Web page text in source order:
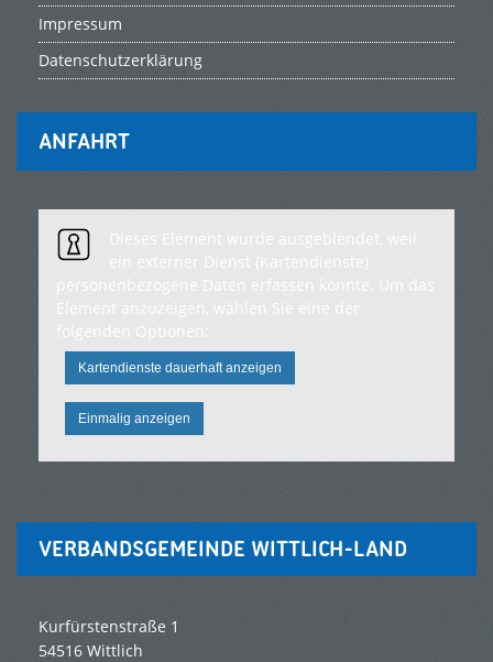
Impressum
Datenschutzerklärung
ANFAHRT
Kartendienste dauerhaft anzeigen
Einmalig anzeigen
VERBANDSGEMEINDE WITTLICH-LAND
Kurfürstenstraße 1
54516 Wittlich